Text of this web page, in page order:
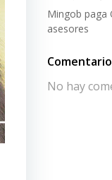
Mingob paga
asesores
No hay